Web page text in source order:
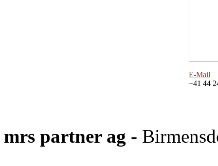
E-Mail
+41 44
mrs partner ag -